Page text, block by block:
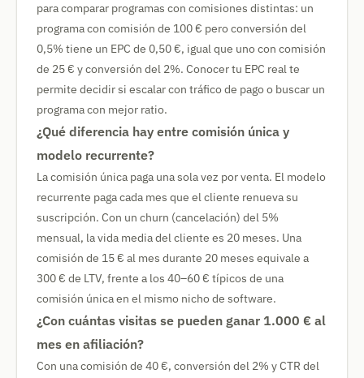
para comparar programas con comisiones distintas: un
programa con comisión de 100 € pero conversión del
0,5% tiene un EPC de 0,50 €, igual que uno con comisión
de 25 € y conversión del 2%. Conocer tu EPC real te
permite decidir si escalar con tráfico de pago o buscar un
programa con mejor ratio.
¿Qué diferencia hay entre comisión única y
modelo recurrente?
La comisión única paga una sola vez por venta. El modelo
recurrente paga cada mes que el cliente renueva su
suscripción. Con un churn (cancelación) del 5%
mensual, la vida media del cliente es 20 meses. Una
comisión de 15 € al mes durante 20 meses equivale a
300 € de LTV, frente a los 40–60 € típicos de una
comisión única en el mismo nicho de software.
¿Con cuántas visitas se pueden ganar 1.000 € al
mes en afiliación?
Con una comisión de 40 €, conversión del 2% y CTR del